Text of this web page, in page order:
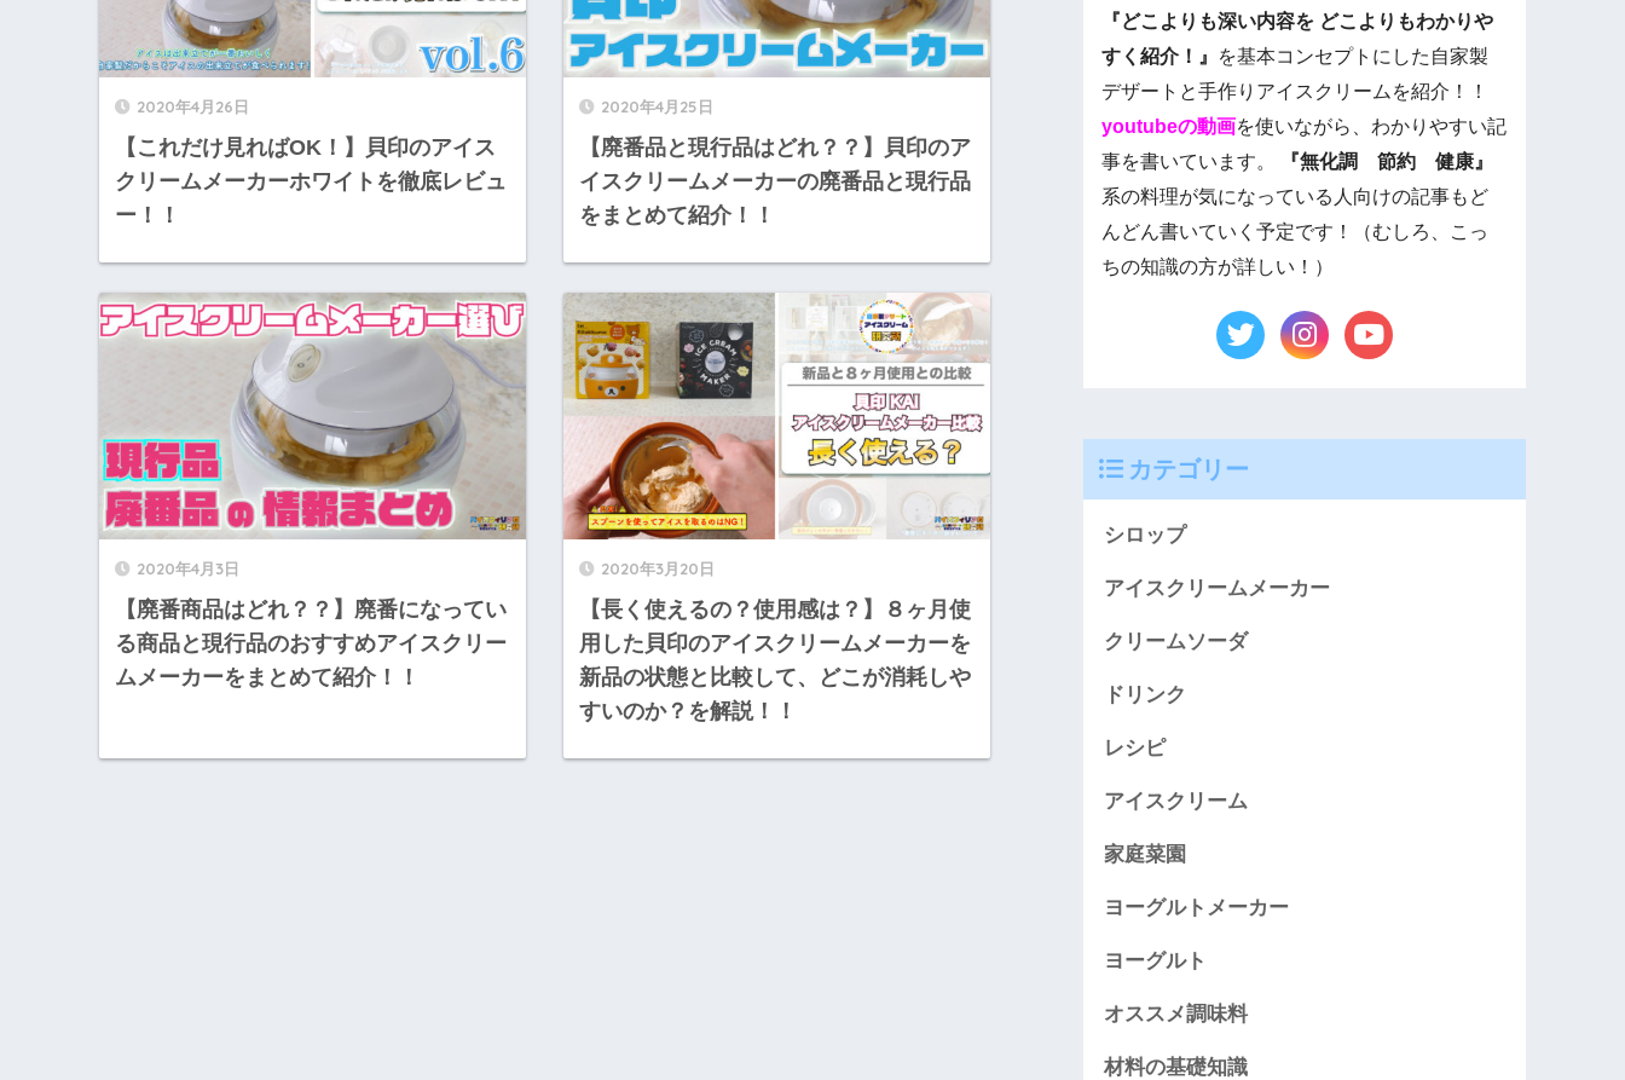
2020年4月26日
【これだけ見ればOK！】貝印のアイス
クリームメーカーホワイトを徹底レビュ
ー！！
2020年4月25日
【廃番品と現行品はどれ？？】貝印のア
イスクリームメーカーの廃番品と現行品
をまとめて紹介！！
2020年4月3日
【廃番商品はどれ？？】廃番になってい
る商品と現行品のおすすめアイスクリー
ムメーカーをまとめて紹介！！
2020年3月20日
【長く使えるの？使用感は？】８ヶ月使
用した貝印のアイスクリームメーカーを
新品の状態と比較して、どこが消耗しや
すいのか？を解説！！
『どこよりも深い内容を どこよりもわかりや
すく紹介！』
を基本コンセプトにした自家製
デザートと手作りアイスクリームを紹介！！
youtubeの動画を使いながら、わかりやすい記
事を書いています。
『無化調 節約 健康』
系の料理が気になっている人向けの記事もど
んどん書いていく予定です！（むしろ、こっ
ちの知識の方が詳しい！）
カテゴリー
シロップ
アイスクリームメーカー
クリームソーダ
ドリンク
レシピ
アイスクリーム
家庭菜園
ヨーグルトメーカー
ヨーグルト
オススメ調味料
材料の基礎知識